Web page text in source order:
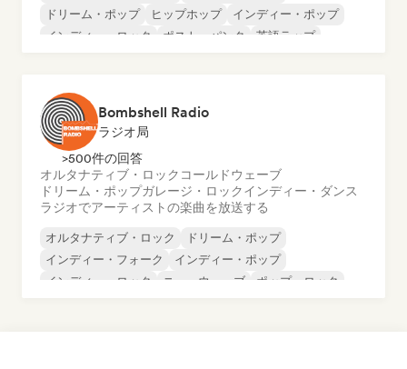
ドリーム・ポップ
ヒップホップ
インディー・ポップ
インディー・ロック
ポスト・パンク 英語ラップ
Bombshell Radio
ラジオ局
>500件の回答
オルタナティブ・ロック コールドウェーブ
ドリーム・ポップガレージ・ロックインディー・ダンス
ラジオでアーティストの楽曲を放送する
オルタナティブ・ロック
ドリーム・ポップ
インディー・フォーク
インディー・ポップ
インディー・ロック
ニューウェーブ
ポップ・ロック